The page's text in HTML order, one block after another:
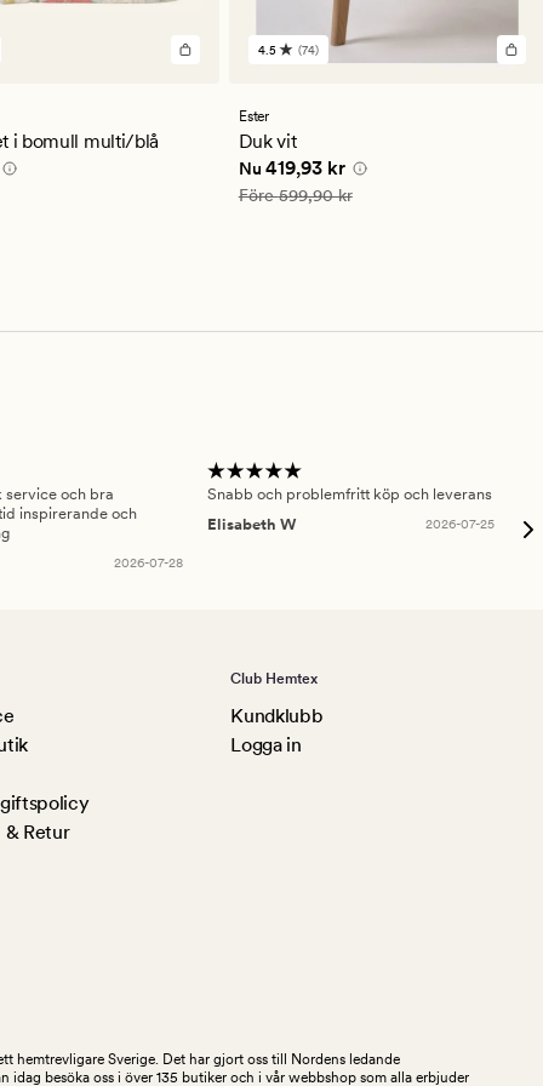
i bomull multi/blå
kr
74
ett
genomsnittligt
betyg
på
4.5
4.5 (74)
Ester
Duk vit
Nuvarande pris
Nu 419,93 kr
Ordinarie pris 599,90 kr
Före599,90 kr
service och bra
inspirerande och
2026-07-28
Snabb och problemfritt köp och leverans
Elisabeth W
2026-07-25
Retur
Club Hemtex
Kundklubb
Logga in
hemtrevligare Sverige. Det har gjort oss till Nordens ledande
idag besöka oss i över 135 butiker och i vår webbshop som alla erbjuder